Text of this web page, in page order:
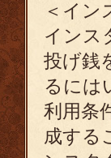
＜イン
インス
投げ銭
るには
利用条
成する